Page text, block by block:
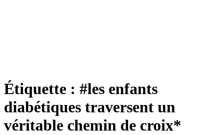
Étiquette : #les enfants
diabétiques traversent un
véritable chemin de croix*